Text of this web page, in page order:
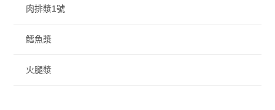
肉排漿1號
鱈魚漿
火腿漿